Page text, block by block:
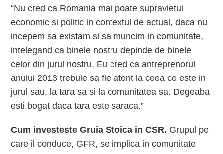
“Nu cred ca Romania mai poate supravietui
economic si politic in contextul de actual, daca nu
incepem sa existam si sa muncim in comunitate,
intelegand ca binele nostru depinde de binele
celor din jurul nostru. Eu cred ca antreprenorul
anului 2013 trebuie sa fie atent la ceea ce este in
jurul sau, la tara sa si la comunitatea sa. Degeaba
esti bogat daca tara este saraca.”
Cum investeste Gruia Stoica in CSR. Grupul pe
care il conduce, GFR, se implica in comunitate